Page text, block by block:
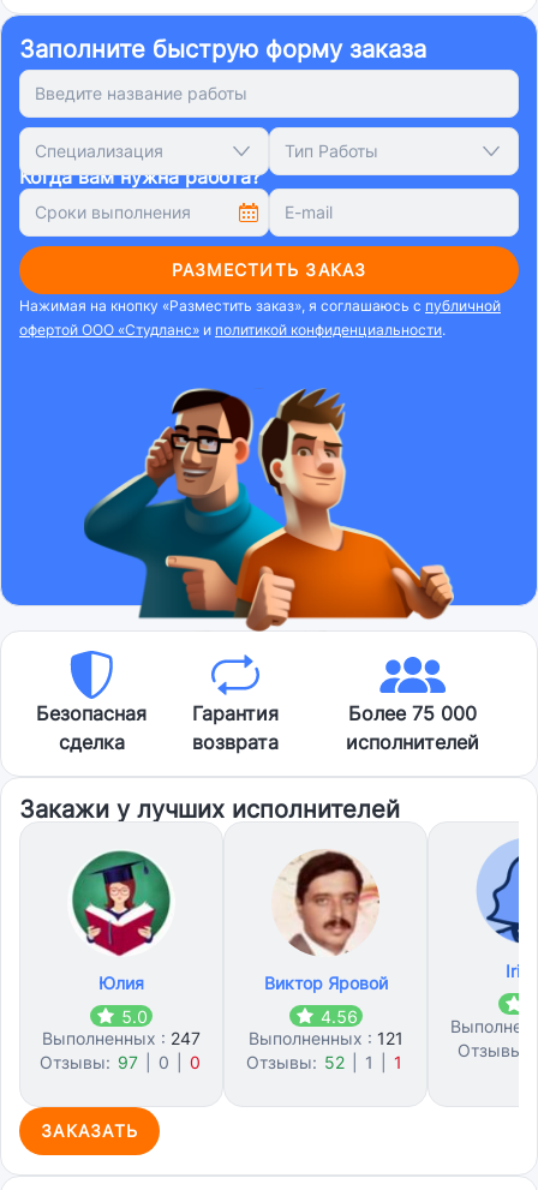
Заполните быструю форму заказа
Специализация Тип Работы
Когда вам нужна работа?
РАЗМЕСТИТЬ ЗАКАЗ
Нажимая на кнопку «Разместить заказ», я соглашаюсь с публичной
офертой ООО «Студланс» и политикой конфиденциальности.
Безопасная
сделка
Гарантия
возврата
Более 75 000
исполнителей
Закажи у лучших исполнителей
Юлия
5.0
Выполненных : 247
Отзывы: 97 0 0
Виктор Яровой
4.56
Выполненных : 121
Отзывы: 52 1 1
Отзывы:
ЗАКАЗАТЬ